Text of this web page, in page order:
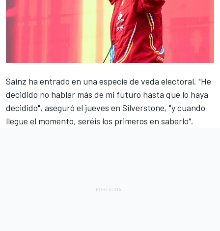
Sainz ha entrado en una especie de veda electoral. "He
decidido no hablar más de mi futuro hasta que lo haya
decidido", aseguró el jueves en Silverstone, "y cuando
llegue el momento, seréis los primeros en saberlo".